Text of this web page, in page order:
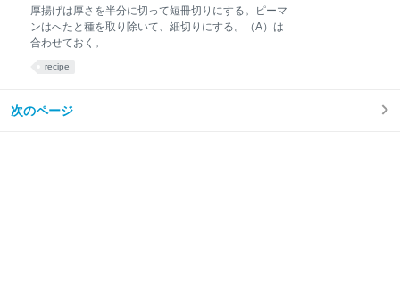
厚揚げは厚さを半分に切って短冊切りにする。ピーマ
ンはへたと種を取り除いて、細切りにする。（A）は
合わせておく。
recipe
次のページ